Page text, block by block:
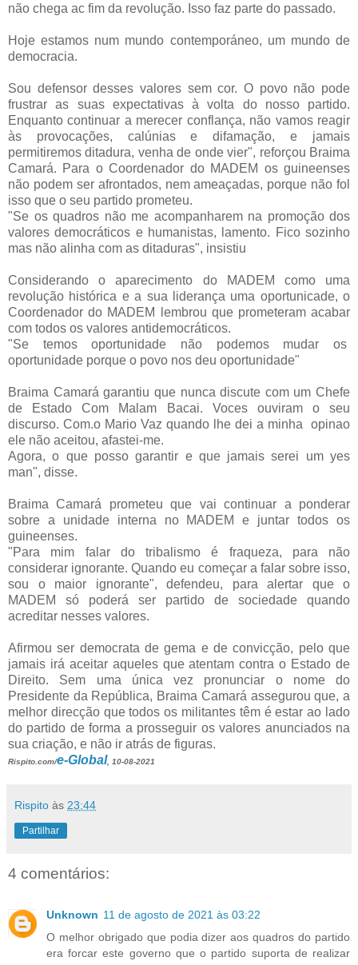
não chega ac fim da revolução. Isso faz parte do passado.
Hoje estamos num mundo contemporáneo, um mundo de
democracia.
Sou defensor desses valores sem cor. O povo não pode
frustrar as suas expectativas à volta do nosso partido.
Enquanto continuar a merecer conflança, não vamos reagir
às provocações, calúnias e difamação, e jamais
permitiremos ditadura, venha de onde vier", reforçou Braima
Camará. Para o Coordenador do MADEM os guineenses
não podem ser afrontados, nem ameaçadas, porque não fol
isso que o seu partido prometeu.
"Se os quadros não me acompanharem na promoção dos
valores democráticos e humanistas, lamento. Fico sozinho
mas não alinha com as ditaduras", insistiu
Considerando o aparecimento do MADEM como uma
revolução histórica e a sua liderança uma oportunicade, o
Coordenador do MADEM lembrou que prometeram acabar
com todos os valores antidemocráticos.
"Se temos oportunidade não podemos mudar os
oportunidade porque o povo nos deu oportunidade"
Braima Camará garantiu que nunca discute com um Chefe
de Estado Com Malam Bacai. Voces ouviram o seu
discurso. Com.o Mario Vaz quando lhe dei a minha opinao
ele não aceitou, afastei-me.
Agora, o que posso garantir e que jamais serei um yes
man", disse.
Braima Camará prometeu que vai continuar a ponderar
sobre a unidade interna no MADEM e juntar todos os
guineenses.
"Para mim falar do tribalismo é fraqueza, para não
considerar ignorante. Quando eu começar a falar sobre isso,
sou o maior ignorante", defendeu, para alertar que o
MADEM só poderá ser partido de sociedade quando
acreditar nesses valores.
Afirmou ser democrata de gema e de convicção, pelo que
jamais irá aceitar aqueles que atentam contra o Estado de
Direito. Sem uma única vez pronunciar o nome do
Presidente da República, Braima Camará assegurou que, a
melhor direcção que todos os militantes têm é estar ao lado
do partido de forma a prosseguir os valores anunciados na
sua criação, e não ir atrás de figuras.
Rispito.com/e-Global , 10-08-2021
Rispito às 23:44
Partilhar
4 comentários:
Unknown 11 de agosto de 2021 às 03:22
O melhor obrigado que podia dizer aos quadros do partido
era forcar este governo que o partido suporta de realizar